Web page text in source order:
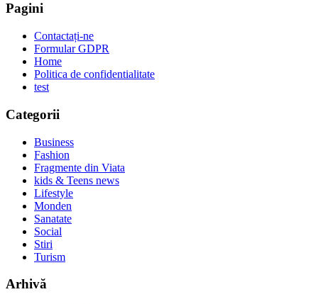
Pagini
Contactați-ne
Formular GDPR
Home
Politica de confidentialitate
test
Categorii
Business
Fashion
Fragmente din Viata
kids & Teens news
Lifestyle
Monden
Sanatate
Social
Stiri
Turism
Arhivă